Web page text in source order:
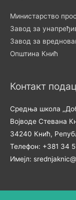
Министарство
Завод за
Завод за
Општина Кнић
Контакт
Средња школа
Војводе Стевана
34240 Кнић,
Телефон: +381 34
Имејл: